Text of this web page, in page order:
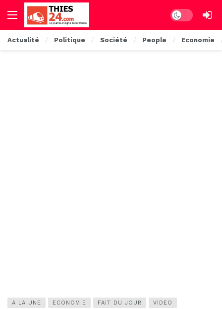
Dark mode
Actualité Politique Société People Economie
A LA UNE ECONOMIE FAIT DU JOUR VIDEO